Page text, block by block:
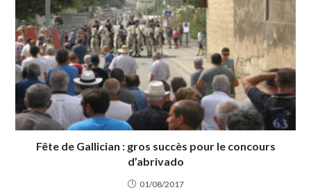
Fête de Gallician : gros succès pour le concours
d’abrivado
01/08/2017